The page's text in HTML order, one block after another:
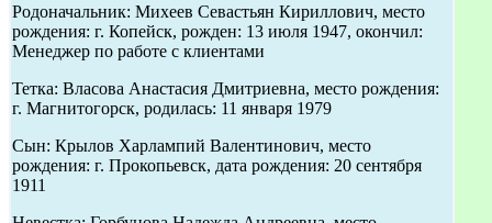
Родоначальник: Михеев Севастьян Кириллович, место
рождения: г. Копейск, рожден: 13 июля 1947, окончил:
Менеджер по работе с клиентами
Тетка: Власова Анастасия Дмитриевна, место рождения:
г. Магнитогорск, родилась: 11 января 1979
Сын: Крылов Харлампий Валентинович, место
рождения: г. Прокопьевск, дата рождения: 20 сентября
1911